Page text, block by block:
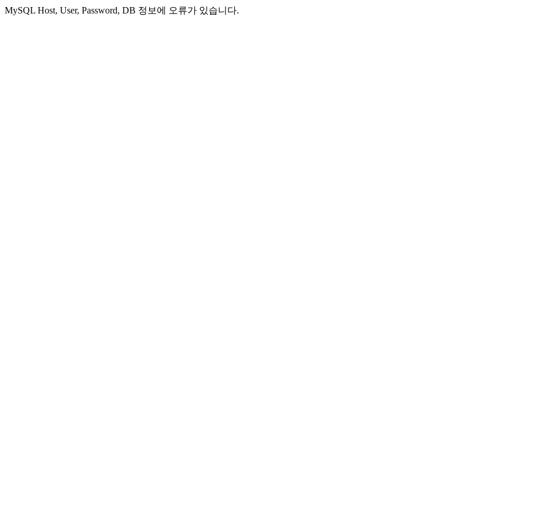
MySQL Host, User, Password, DB 정보에 오류가 있습니다.